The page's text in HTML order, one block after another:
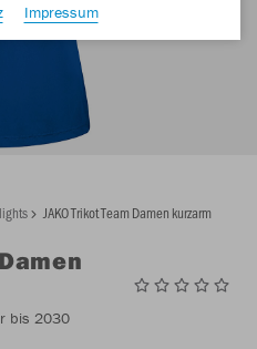
JAKO Trikot Team Damen kurzarm
bis 2030
Impressum